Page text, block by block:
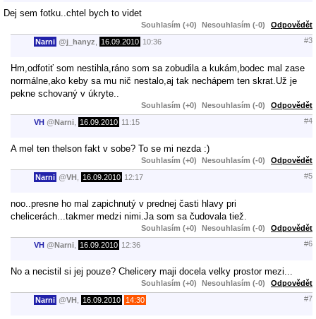
Dej sem fotku..chtel bych to videt
Souhlasím (+0) Nesouhlasím (-0) Odpovědět
Narni @j_hanyz 16.09.2010 10:36 #3
Hm,odfotiť som nestihla,ráno som sa zobudila a kukám,bodec mal zase
normálne,ako keby sa mu nič nestalo,aj tak nechápem ten skrat.Už je
pekne schovaný v úkryte..
Souhlasím (+0) Nesouhlasím (-0) Odpovědět
VH @Narni 16.09.2010 11:15 #4
A mel ten thelson fakt v sobe? To se mi nezda :)
Souhlasím (+0) Nesouhlasím (-0) Odpovědět
Narni @VH 16.09.2010 12:17 #5
noo..presne ho mal zapichnutý v prednej časti hlavy pri
chelicerách...takmer medzi nimi.Ja som sa čudovala tiež.
Souhlasím (+0) Nesouhlasím (-0) Odpovědět
VH @Narni 16.09.2010 12:36 #6
No a necistil si jej pouze? Chelicery maji docela velky prostor mezi...
Souhlasím (+0) Nesouhlasím (-0) Odpovědět
Narni @VH 16.09.2010 14:30 #7